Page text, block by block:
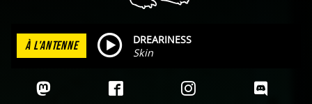
À L'ANTENNE
DREARINESS
Skin